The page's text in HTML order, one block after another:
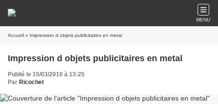
MENU
Accueil » Impression d objets publicitaires en metal
Impression d objets publicitaires en metal
Publié le 15/03/2010 à 13:25
Par Ricochet